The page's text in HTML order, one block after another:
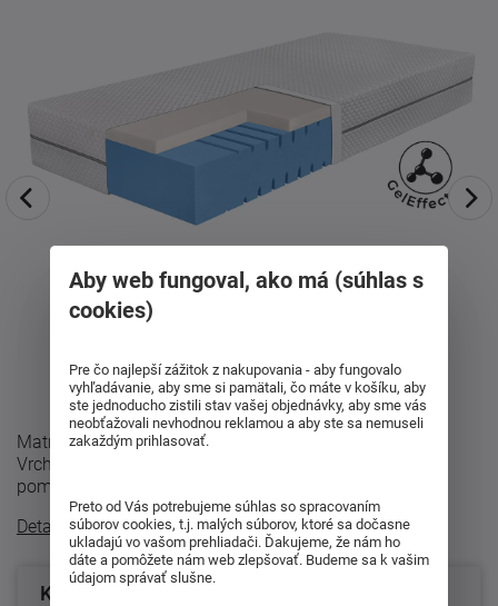
Matrac Alvera 20 - pohodlný vstup do sveta GelEffect
Vrchná vrstva GelEffect príjemne odľahčuje tlak na telo,
pomáha udržiavať sviežejšiu ...
Detailný popis
Konfigurácia produktu
Aby web fungoval, ako má (súhlas s
cookies)
Pre čo najlepší zážitok z nakupovania - aby fungovalo
vyhľadávanie, aby sme si pamätali, čo máte v košíku, aby
ste jednoducho zistili stav vašej objednávky, aby sme vás
neobťažovali nevhodnou reklamou a aby ste sa nemuseli
zakaždým prihlasovať.
Preto od Vás potrebujeme súhlas so spracovaním
súborov cookies, t.j. malých súborov, ktoré sa dočasne
ukladajú vo vašom prehliadači. Ďakujeme, že nám ho
dáte a pomôžete nám web zlepšovať. Budeme sa k vašim
údajom správať slušne.